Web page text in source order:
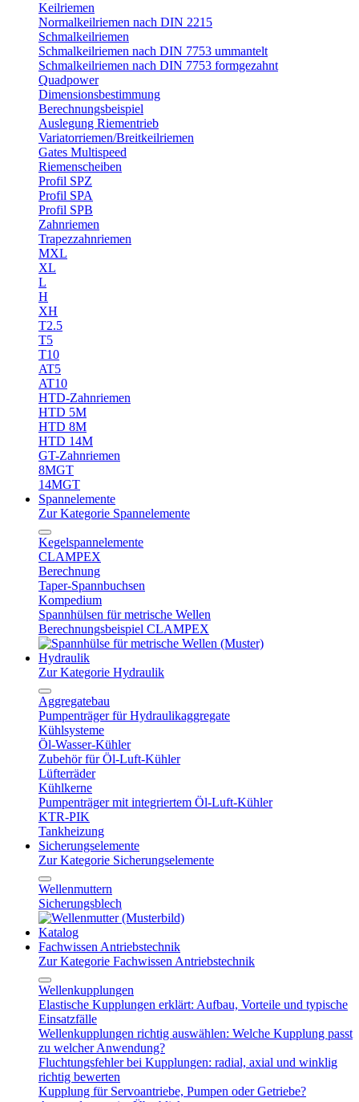
Keilriemen
Normalkeilriemen nach DIN 2215
Schmalkeilriemen
Schmalkeilriemen nach DIN 7753 ummantelt
Schmalkeilriemen nach DIN 7753 formgezahnt
Quadpower
Dimensionsbestimmung
Berechnungsbeispiel
Auslegung Riementrieb
Variatorriemen/Breitkeilriemen
Gates Multispeed
Riemenscheiben
Profil SPZ
Profil SPA
Profil SPB
Zahnriemen
Trapezzahnriemen
MXL
XL
L
H
XH
T2.5
T5
T10
AT5
AT10
HTD-Zahnriemen
HTD 5M
HTD 8M
HTD 14M
GT-Zahnriemen
8MGT
14MGT
Spannelemente
Zur Kategorie Spannelemente
Kegelspannelemente
CLAMPEX
Berechnung
Taper-Spannbuchsen
Kompedium
Spannhülsen für metrische Wellen
Berechnungsbeispiel CLAMPEX
Hydraulik
Zur Kategorie Hydraulik
Aggregatebau
Pumpenträger für Hydraulikaggregate
Kühlsysteme
Öl-Wasser-Kühler
Zubehör für Öl-Luft-Kühler
Lüfterräder
Kühlkerne
Pumpenträger mit integriertem Öl-Luft-Kühler
KTR-PIK
Tankheizung
Sicherungselemente
Zur Kategorie Sicherungselemente
Wellenmuttern
Sicherungsblech
Katalog
Fachwissen Antriebstechnik
Zur Kategorie Fachwissen Antriebstechnik
Wellenkupplungen
Elastische Kupplungen erklärt: Aufbau, Vorteile und typische
Einsatzfälle
Wellenkupplungen richtig auswählen: Welche Kupplung passt
zu welcher Anwendung?
Fluchtungsfehler bei Kupplungen: radial, axial und winklig
richtig bewerten
Kupplung für Servoantriebe, Pumpen oder Getriebe?